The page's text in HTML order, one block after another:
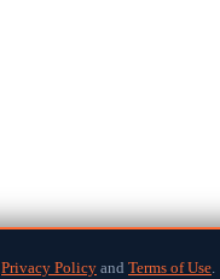
Privacy Policy and Terms of Use.